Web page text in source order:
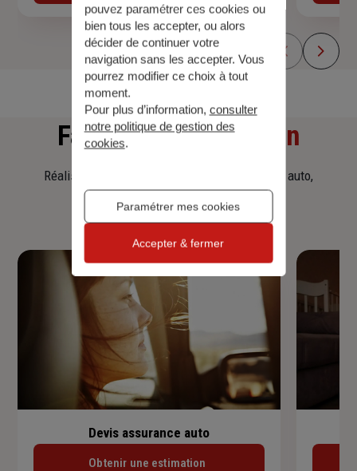
Faitesune simulation
Réalisez une simulation tarifaire d'assurance, auto,
Devis assurance auto
Obtenir une estimation
pouvez paramétrer ces cookies ou
bien tous les accepter, ou alors
décider de continuer votre
navigation sans les accepter. Vous
pourrez modifier ce choix à tout
moment.
Pour plus d’information, consulter
notre politique de gestion des
cookies.
Paramétrer mes cookies
Accepter & fermer